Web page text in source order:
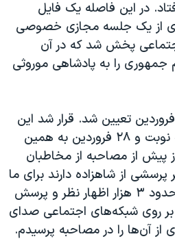
در این فاصله یک فایل
۴۵ دقیقه ای از یک جلسه مجازی خصوصی
پخش شد که در آن
جمهوری را به پادشاهی موروثی
تاریخ انجام مصاحبه ۲۵ فروردین تعیین شد. قرار شد این
گفتگو ۲۷ فروردین در سه نوبت و ۲۸ فروردین به همین
از مصاحبه از مخاطبان
از شاهزاده دارند برای ما
بفرستند. طی ۲۴ ساعت حدود ۳ هزار اظهار نظر و پرسش
روی شبکه‌های اجتماعی صدای
از آن‌ها را در مصاحبه پرسیدم.